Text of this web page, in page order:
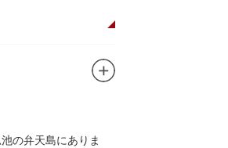
の弁天島にありま